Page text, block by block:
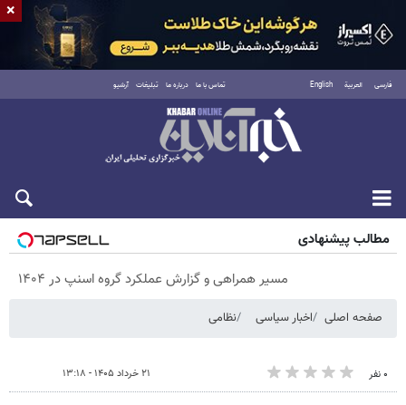
فارسی العربية English تماس با ما درباره ما تبلیغات آرشیو
پنجشنبه ۱۵ مرداد ۱۴۰۵
مطالب پیشنهادی
مسیر همراهی و گزارش عملکرد گروه اسنپ در ۱۴۰۴
صفحه اصلی اخبار سیاسی نظامی
۰ نفر ۲۱ خرداد ۱۴۰۵ - ۱۳:۱۸
×